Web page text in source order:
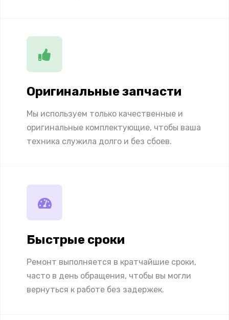
Оригинальные запчасти
Мы используем только качественные и
оригинальные комплектующие, чтобы ваша
техника служила долго и без сбоев.
Быстрые сроки
Ремонт выполняется в кратчайшие сроки,
часто в день обращения, чтобы вы могли
вернуться к работе без задержек.